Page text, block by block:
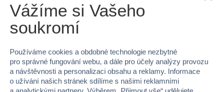
Kód produktu 98C-FA2020AB
Věk od 3
Pohlaví KLUK
Vážíme si Vašeho
soukromí
Používáme cookies a obdobné technologie nezbytné
pro správné fungování webu, a dále pro účely analýzy provozu
a návštěvnosti a personalizaci obsahu a reklamy. Informace
o užívání našich stránek sdílíme s našimi reklamními